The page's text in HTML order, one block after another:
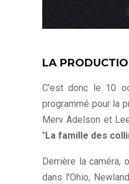
LA
C'est donc le 10
programmé pour la
Merv Adelson et
"La famille des
Derrière la caméra,
dans l’Ohio,